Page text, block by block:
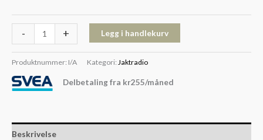
- + Legg i handlekurv
Produktnummer: I/A Kategori: Jaktradio
Delbetaling fra kr255/måned
Beskrivelse